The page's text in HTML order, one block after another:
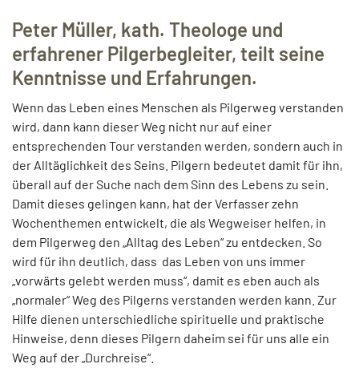
Peter Müller, kath. Theologe und
erfahrener Pilgerbegleiter, teilt seine
Kenntnisse und Erfahrungen.
Wenn das Leben eines Menschen als Pilgerweg verstanden
wird, dann kann dieser Weg nicht nur auf einer
entsprechenden Tour verstanden werden, sondern auch in
der Alltäglichkeit des Seins. Pilgern bedeutet damit für ihn,
überall auf der Suche nach dem Sinn des Lebens zu sein.
Damit dieses gelingen kann, hat der Verfasser zehn
Wochenthemen entwickelt, die als Wegweiser helfen, in
dem Pilgerweg den „Alltag des Leben“ zu entdecken. So
wird für ihn deutlich, dass das Leben von uns immer
„vorwärts gelebt werden muss“, damit es eben auch als
„normaler“ Weg des Pilgerns verstanden werden kann. Zur
Hilfe dienen unterschiedliche spirituelle und praktische
Hinweise, denn dieses Pilgern daheim sei für uns alle ein
Weg auf der „Durchreise“.